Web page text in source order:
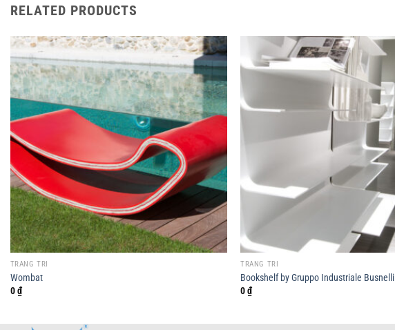
RELATED PRODUCTS
TRANG TRÍ
Wombat
0₫
TRANG TRÍ
Bookshelf by Gruppo Industriale Busnelli
0₫